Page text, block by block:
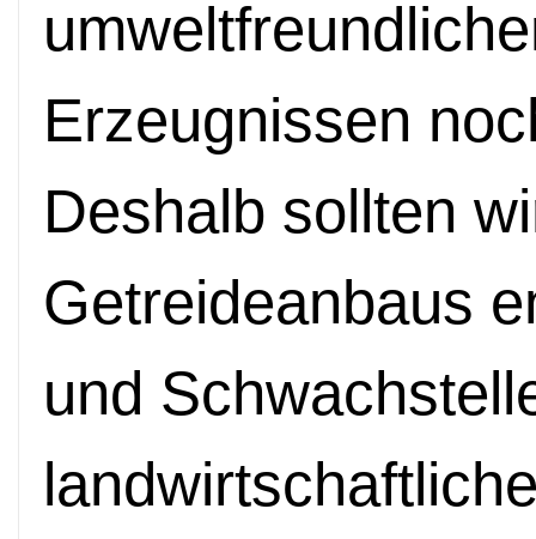
Erzeugnissen
Deshalb sollten
Getreideanbaus
und